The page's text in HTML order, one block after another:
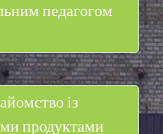
педагогом
із
продуктами